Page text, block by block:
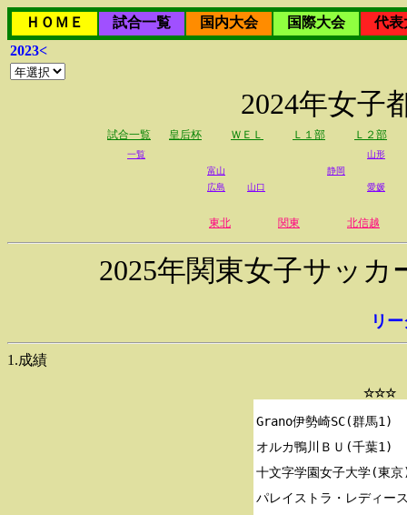
ＨＯＭＥ 試合一覧 国内大会 国際大会
代表
2023<
2024年女子
試合一覧 皇后杯 ＷＥＬ Ｌ１部 Ｌ２部
一覧
山形
富山
静岡
広島
山口 愛媛
東北 関東 北信越
2025年関東女子サッ
リ
1.成績
☆☆☆
Grano伊勢崎SC(群馬1)
オルカ鴨川ＢＵ(千葉1)
十文字学園女子大学(東
パレイストラ・レディー